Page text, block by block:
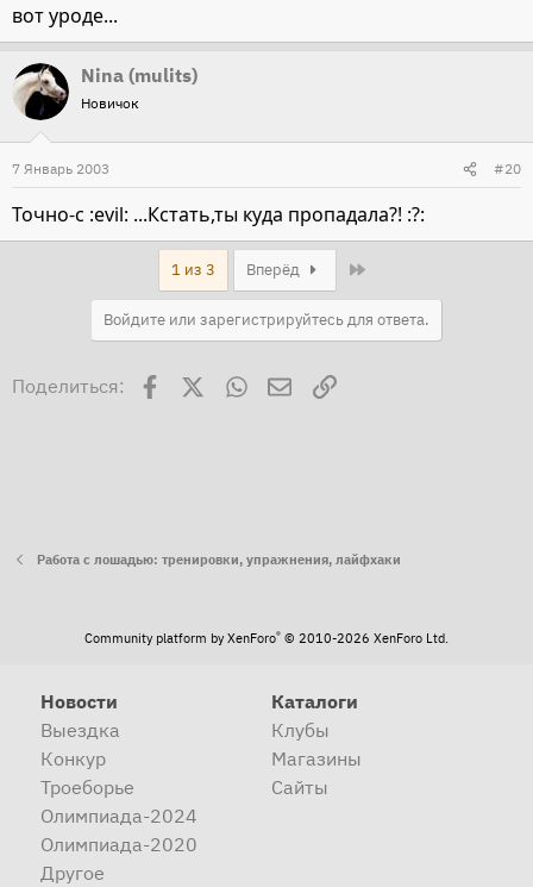
вот уроде...
Nina (mulits)
Новичок
7 Январь 2003 #20
Точно-с :evil: ...Кстать,ты куда пропадала?! :?:
1 из 3 Вперёд
Войдите или зарегистрируйтесь для ответа.
Поделиться: Facebook WhatsAppЭлектронная почта
Ссылка
Работа с лошадью: тренировки, упражнения, лайфхаки
Community platform by XenForo® © 2010-2026 XenForo Ltd.
Новости
Выездка
Конкур
Троеборье
Олимпиада-2024
Олимпиада-2020
Другое
Каталоги
Клубы
Магазины
Сайты